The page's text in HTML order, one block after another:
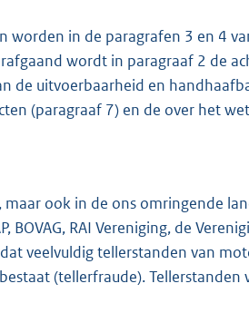
worden in de paragrafen 3 en 4
wordt in paragraaf 2 de
de uitvoerbaarheid en
(paragraaf 7) en de over het
maar ook in de ons omringende
BOVAG, RAI Vereniging, de
veelvuldig tellerstanden van
(tellerfraude).